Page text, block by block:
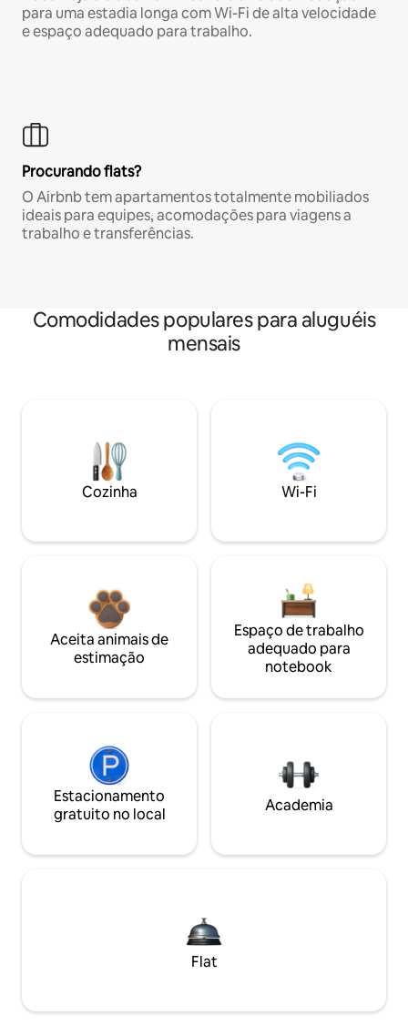
para uma estadia longa com Wi-Fi de alta velocidade
e espaço adequado para trabalho.
Procurando flats?
O Airbnb tem apartamentos totalmente mobiliados
ideais para equipes, acomodações para viagens a
trabalho e transferências.
Comodidades populares para aluguéis
mensais
Cozinha Wi-Fi
Aceita animais de
estimação
Espaço de trabalho
adequado para
notebook
Estacionamento
gratuito no local
Academia
Flat